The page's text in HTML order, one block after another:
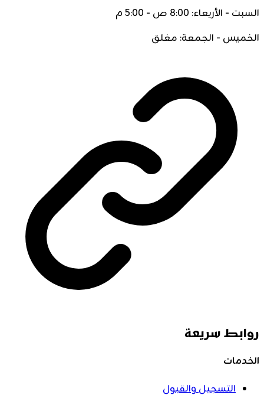
السبت - الأربعاء: 8:00 ص - 5:00 م
الخميس - الجمعة: مغلق
روابط سريعة
الخدمات
التسجيل والقبول